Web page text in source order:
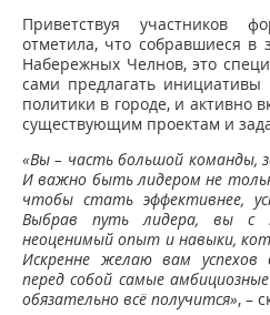
Приветствуя участников
отметила, что собравшиеся в
Набережных Челнов, это
сами предлагать
политики в городе, и активно
существующим проектам и
«Вы – часть большой команды,
И важно быть лидером не
чтобы стать эффективнее,
Выбрав путь лидера, вы с
неоценимый опыт и навыки,
Искренне желаю вам
перед собой самые
обязательно всё получится», –